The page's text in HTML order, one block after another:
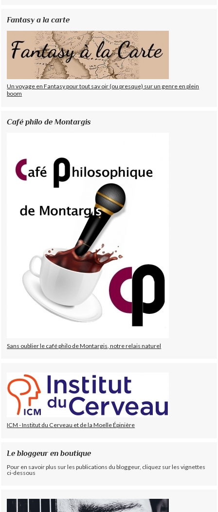
Fantasy a la carte
Un voyage en Fantasy pour tout sav oir (ou presque) sur un genre en plein
boom
Café philo de Montargis
Sans oublier le café philo de Montargis, notre relais naturel
ICM - Institut du Cerveau et de la Moelle Épinière
Le bloggeur en boutique
Pour en savoir plus sur les publications du bloggeur, cliquez sur les vignettes
ci-dessous